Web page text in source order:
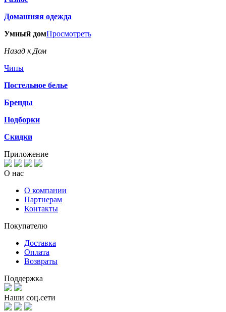
Домашняя одежда
Умный домПросмотреть
Назад к Дом
Чипы
Постельное белье
Бренды
Подборки
Скидки
Приложение
О нас
О компании
Партнерам
Контакты
Покупателю
Доставка
Оплата
Возвраты
Поддержка
Наши соц.сети